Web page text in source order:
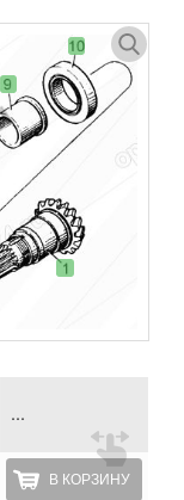
...
В КОРЗИНУ